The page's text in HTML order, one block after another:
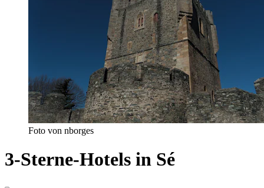
Foto von nborges
3-Sterne-Hotels in Sé